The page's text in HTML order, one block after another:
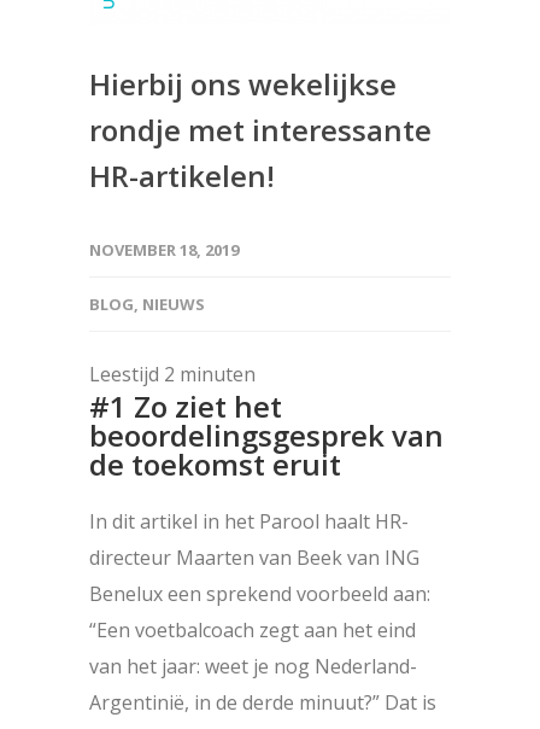
Hierbij ons wekelijkse
rondje met interessante
HR-artikelen!
NOVEMBER 18, 2019
BLOG, NIEUWS
Leestijd 2 minuten
#1 Zo ziet het
beoordelingsgesprek van
de toekomst eruit
In dit artikel in het Parool haalt HR-
directeur Maarten van Beek van ING
Benelux een sprekend voorbeeld aan:
“Een voetbalcoach zegt aan het eind
van het jaar: weet je nog Nederland-
Argentinië, in de derde minuut?” Dat is